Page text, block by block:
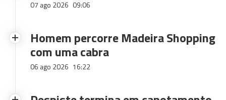
07 ago 2026 09:06
Homem percorre Madeira Shopping
com uma cabra
06 ago 2026 16:22